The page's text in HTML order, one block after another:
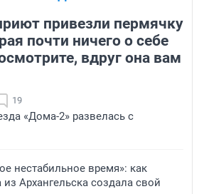
привезли пермячку
почти ничего о себе
вдруг она вам
19
«Дома-2» развелась с
нестабильное время»: как
Архангельска создала свой